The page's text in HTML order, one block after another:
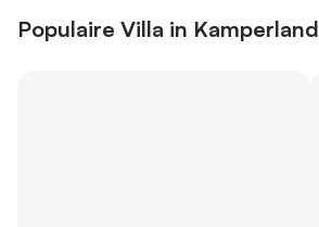
Populaire Villa in Kamperland